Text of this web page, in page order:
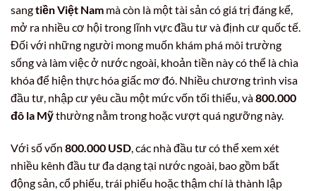
sangtiền Việt Nam mà còn là một tài sản có giá trị đáng kể,
mở ra nhiều cơ hội trong lĩnh vực đầu tư và định cư quốc tế.
Đối với những người mong muốn khám phá môi trường
sống và làm việc ở nước ngoài, khoản tiền này có thể là chìa
khóa để hiện thực hóa giấc mơ đó. Nhiều chương trình visa
đầu tư, nhập cư yêu cầu một mức vốn tối thiểu, và800.000
đô la Mỹthường nằm trong hoặc vượt quá ngưỡng này.
Với số vốn 800.000 USD, các nhà đầu tư có thể xem xét
nhiều kênh đầu tư đa dạng tại nước ngoài, bao gồm bất
động sản, cổ phiếu, trái phiếu hoặc thậm chí là thành lập